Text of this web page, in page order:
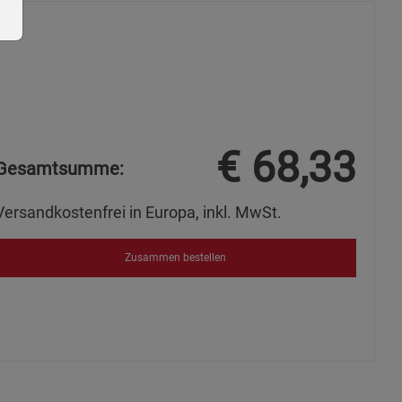
€ 68,33
in Europa, inkl. MwSt.
Zusammen bestellen